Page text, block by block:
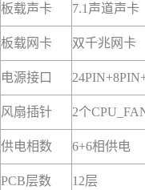
板载声卡 7.1声道声卡
板载网卡 双千兆网卡
电源接口
风扇插针 2个
供电相数 6+6相供电
PCB层数 12层